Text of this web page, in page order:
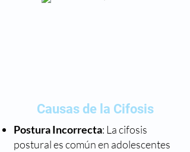
Causas de la Cifosis
Postura Incorrecta: La cifosis
postural es común en adolescentes